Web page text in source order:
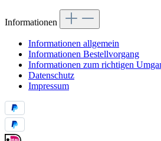
Informationen
Informationen allgemein
Informationen Bestellvorgang
Informationen zum richtigen
Datenschutz
Impressum